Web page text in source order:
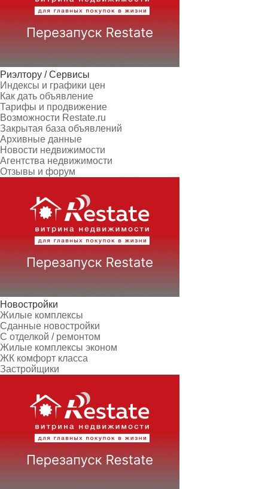
Риэлтору / Сервисы
Индексы и графики цен
Как дать объявление
Тарифы и продвижение
Возможности Restate.ru
Закрытая база объявлений
Архивные данные
Новости недвижимости
Агентства недвижимости
Отзывы и форум
Новостройки
Жилые комплексы
Сданные новостройки
С отделкой / ремонтом
Жилые комплексы эконом
ЖК комфорт класса
Застройщики